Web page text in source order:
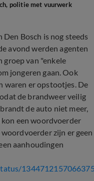
politie met vuurwerk
Bosch is nog steeds
avond werden agenten
groep van "enkele
jongeren gaan. Ook
waren er opstootjes. De
de brandweer veilig
de auto niet meer,
een woordvoerder
zijn er geen
aanhoudingen